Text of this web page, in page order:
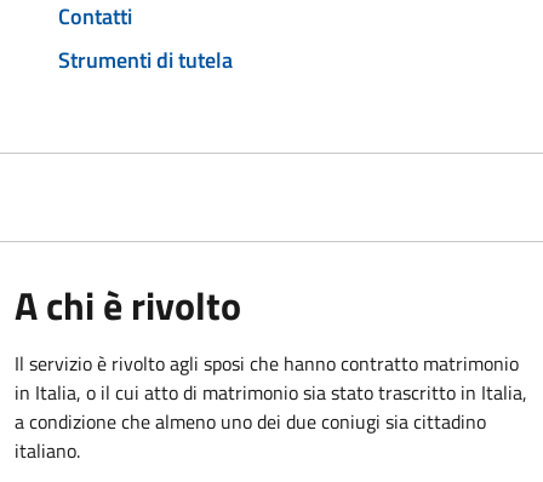
Contatti
Strumenti di tutela
A chi è rivolto
Il servizio è rivolto agli sposi che hanno contratto matrimonio
in Italia, o il cui atto di matrimonio sia stato trascritto in Italia,
a condizione che almeno uno dei due coniugi sia cittadino
italiano.